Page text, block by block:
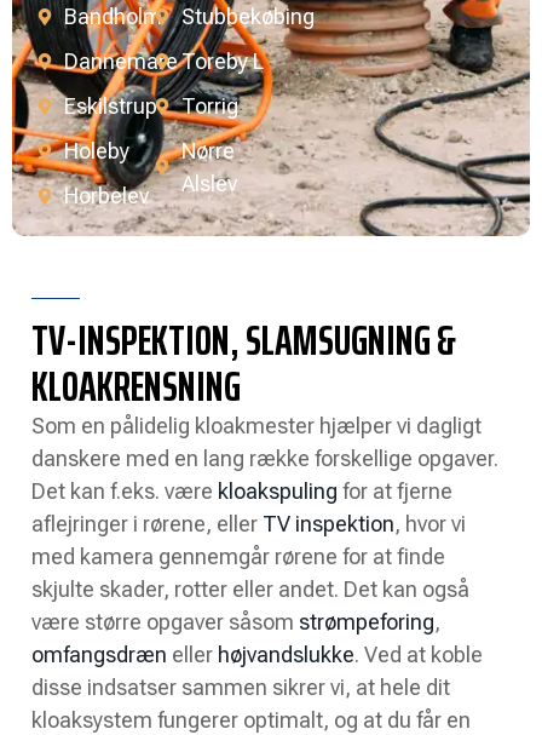
Bandholm
Dannemare
Eskilstrup
Holeby
Horbelev
Stubbekøbing
Toreby L
Torrig
Nørre
Alslev
TV-INSPEKTION, SLAMSUGNING &
KLOAKRENSNING
Som en pålidelig kloakmester hjælper vi dagligt
danskere med en lang række forskellige opgaver.
Det kan f.eks. være kloakspuling for at fjerne
aflejringer i rørene, eller TV inspektion, hvor vi
med kamera gennemgår rørene for at finde
skjulte skader, rotter eller andet. Det kan også
være større opgaver såsom strømpeforing,
omfangsdræn eller højvandslukke. Ved at koble
disse indsatser sammen sikrer vi, at hele dit
kloaksystem fungerer optimalt, og at du får en